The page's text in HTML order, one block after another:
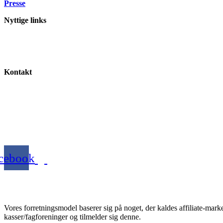
Presse
Nyttige links
Kontakt
Vores forretningsmodel baserer sig på noget, der kaldes affiliate-
kasser/fagforeninger og tilmelder sig denne.